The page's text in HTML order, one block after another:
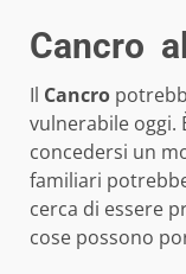
Cancro
Il Cancro
vulnerabile oggi.
concedersi un
familiari
cerca di essere
cose possono